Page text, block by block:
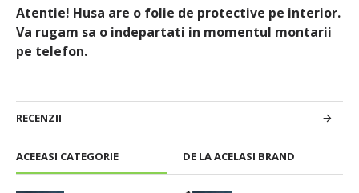
ACEEASI CATEGORIE DE LA ACELASI BRAND
Atentie! Husa are o folie de protective pe interior.
Va rugam sa o indepartati in momentul montarii
pe telefon.
RECENZII